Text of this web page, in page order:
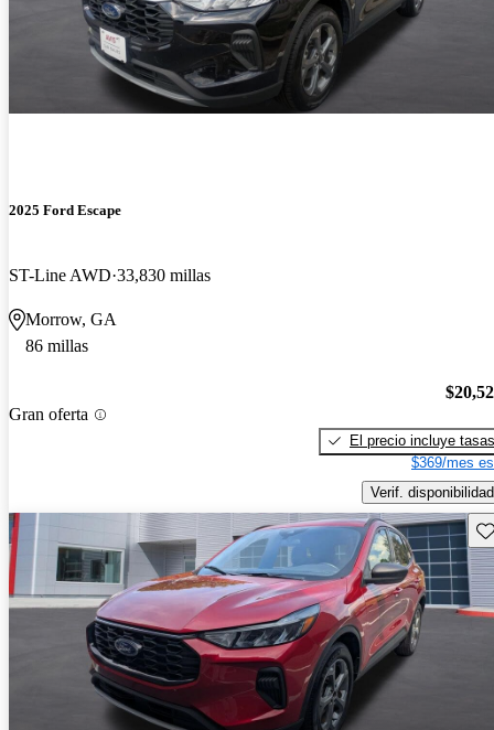
2025 Ford Escape
ST-Line AWD 33,830 millas
Morrow, GA
86 millas
Gran oferta
El precio incluye tasas
$369/mes
Verif. disponibilidad